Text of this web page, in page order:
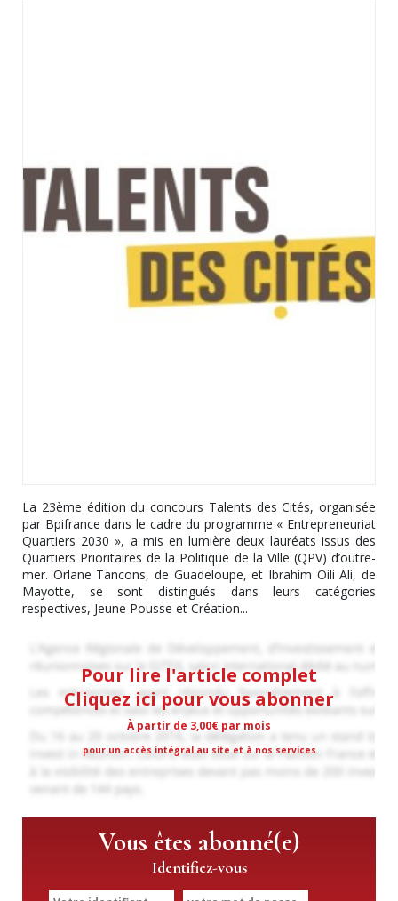
La 23ème édition du concours Talents des Cités, organisée
par Bpifrance dans le cadre du programme « Entrepreneuriat
Quartiers 2030 », a mis en lumière deux lauréats issus des
Quartiers Prioritaires de la Politique de la Ville (QPV) d’outre-
mer. Orlane Tancons, de Guadeloupe, et Ibrahim Oili Ali, de
Mayotte, se sont distingués dans leurs catégories
respectives, Jeune Pousse et Création...
Pour lire l'article complet
Cliquez ici pour vous abonner
À partir de 3,00€ par mois
pour un accès intégral au site et à nos services
Vous êtes abonné(e)
Identifiez-vous